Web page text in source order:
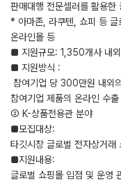
판매대행 전문셀러를 활용한
* 아마존, 라쿠텐, 쇼피 등 글
온라인몰 등
■ 지원규모: 1,350개사 내외
■ 지원방식 :
참여기업 당 300만원 내외
참여기업 제품의 온라인 수
➁ K-상품전용관 분야
■모집대상:
타깃시장 글로벌 전자상거래
■지원내용:
글로벌 쇼핑몰 입점 및 운영